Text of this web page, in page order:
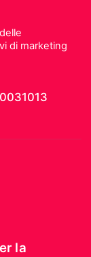
di marketing
la